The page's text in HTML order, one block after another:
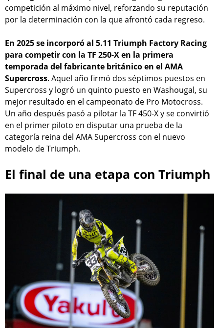
competición al máximo nivel, reforzando su reputación
por la determinación con la que afrontó cada regreso.
En 2025 se incorporó al 5.11 Triumph Factory Racing
para competir con la TF 250-X en la primera
temporada del fabricante británico en el AMA
Supercross. Aquel año firmó dos séptimos puestos en
Supercross y logró un quinto puesto en Washougal, su
mejor resultado en el campeonato de Pro Motocross.
Un año después pasó a pilotar la TF 450-X y se convirtió
en el primer piloto en disputar una prueba de la
categoría reina del AMA Supercross con el nuevo
modelo de Triumph.
El final de una etapa con Triumph